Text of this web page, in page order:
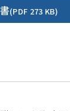
(PDF 273 KB)